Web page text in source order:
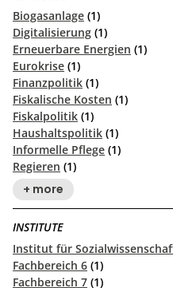
Biogasanlage (1)
Digitalisierung (1)
Erneuerbare Energien (1)
Eurokrise (1)
Finanzpolitik (1)
Fiskalische Kosten (1)
Fiskalpolitik (1)
Haushaltspolitik (1)
Informelle Pflege (1)
Regieren (1)
+ more
INSTITUTE
Institut für
Fachbereich 6 (1)
Fachbereich 7 (1)